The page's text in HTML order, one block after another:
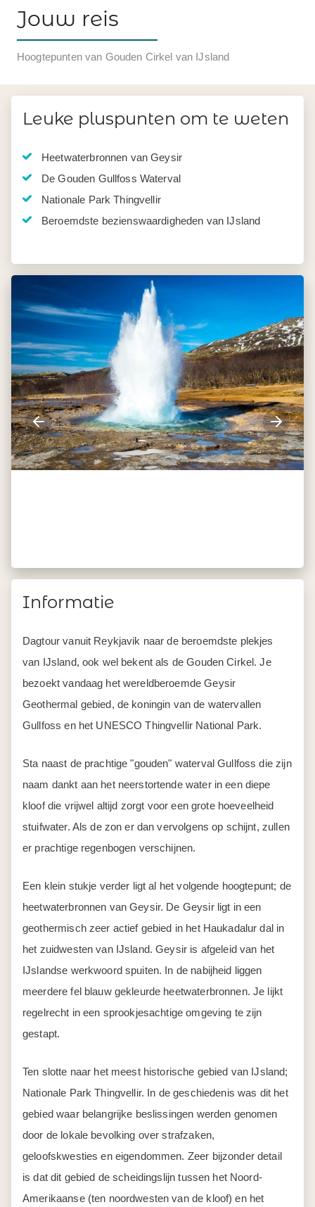
Jouw reis
Hoogtepunten van Gouden Cirkel van IJsland
Leuke pluspunten om te weten
Heetwaterbronnen van Geysir
De Gouden Gullfoss Waterval
Nationale Park Thingvellir
Beroemdste bezienswaardigheden van IJsland
Informatie
Dagtour vanuit Reykjavik naar de beroemdste plekjes
van IJsland, ook wel bekent als de Gouden Cirkel. Je
bezoekt vandaag het wereldberoemde Geysir
Geothermal gebied, de koningin van de watervallen
Gullfoss en het UNESCO Thingvellir National Park.
Sta naast de prachtige "gouden" waterval Gullfoss die zijn
naam dankt aan het neerstortende water in een diepe
kloof die vrijwel altijd zorgt voor een grote hoeveelheid
stuifwater. Als de zon er dan vervolgens op schijnt, zullen
er prachtige regenbogen verschijnen.
Een klein stukje verder ligt al het volgende hoogtepunt; de
heetwaterbronnen van Geysir. De Geysir ligt in een
geothermisch zeer actief gebied in het Haukadalur dal in
het zuidwesten van IJsland. Geysir is afgeleid van het
IJslandse werkwoord spuiten. In de nabijheid liggen
meerdere fel blauw gekleurde heetwaterbronnen. Je lijkt
regelrecht in een sprookjesachtige omgeving te zijn
gestapt.
Ten slotte naar het meest historische gebied van IJsland;
Nationale Park Thingvellir. In de geschiedenis was dit het
gebied waar belangrijke beslissingen werden genomen
door de lokale bevolking over strafzaken,
geloofskwesties en eigendommen. Zeer bijzonder detail
is dat dit gebied de scheidingslijn tussen het Noord-
Amerikaanse (ten noordwesten van de kloof) en het